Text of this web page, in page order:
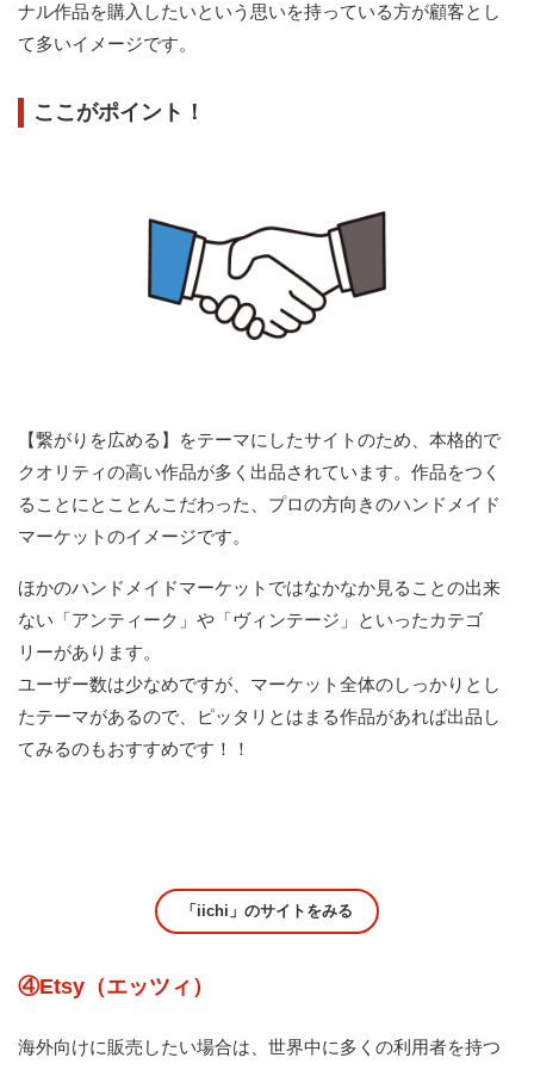
ナル作品を購入したいという思いを持っている方が顧客とし
て多いイメージです。
ここがポイント！
【繋がりを広める】をテーマにしたサイトのため、本格的で
クオリティの高い作品が多く出品されています。作品をつく
ることにとことんこだわった、プロの方向きのハンドメイド
マーケットのイメージです。
ほかのハンドメイドマーケットではなかなか見ることの出来
ない「アンティーク」や「ヴィンテージ」といったカテゴ
リーがあります。
ユーザー数は少なめですが、マーケット全体のしっかりとし
たテーマがあるので、ピッタリとはまる作品があれば出品し
てみるのもおすすめです！！
「iichi」のサイトをみる
④Etsy（エッツィ）
海外向けに販売したい場合は、世界中に多くの利用者を持つ